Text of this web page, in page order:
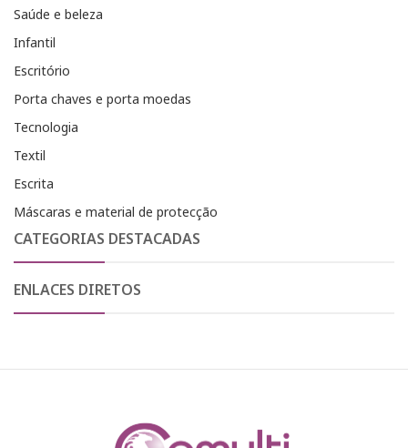
Saúde e beleza
Infantil
Escritório
Porta chaves e porta moedas
Tecnologia
Textil
Escrita
Máscaras e material de protecção
CATEGORIAS DESTACADAS
ENLACES DIRETOS